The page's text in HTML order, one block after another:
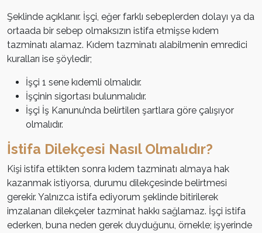
Şeklinde açıklanır. İşçi, eğer farklı sebeplerden dolayı ya da
ortaada bir sebep olmaksızın istifa etmişse kıdem
tazminatı alamaz. Kıdem tazminatı alabilmenin emredici
kuralları ise şöyledir;
İşçi 1 sene kıdemli olmalıdır.
İşçinin sigortası bulunmalıdır.
İşçi İş Kanunu’nda belirtilen şartlara göre çalışıyor
olmalıdır.
İstifa Dilekçesi Nasıl Olmalıdır?
Kişi istifa ettikten sonra kıdem tazminatı almaya hak
kazanmak istiyorsa, durumu dilekçesinde belirtmesi
gerekir. Yalnızca istifa ediyorum şeklinde bitirilerek
imzalanan dilekçeler tazminat hakkı sağlamaz. İşçi istifa
ederken, buna neden gerek duyduğunu, örnekle; işyerinde